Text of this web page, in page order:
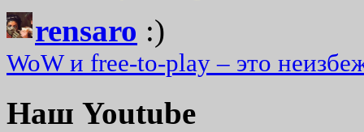
rensaro :)
WoW и free-to-play – это
Наш Youtube